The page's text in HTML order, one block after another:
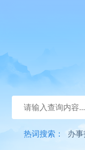
热词搜索： 办